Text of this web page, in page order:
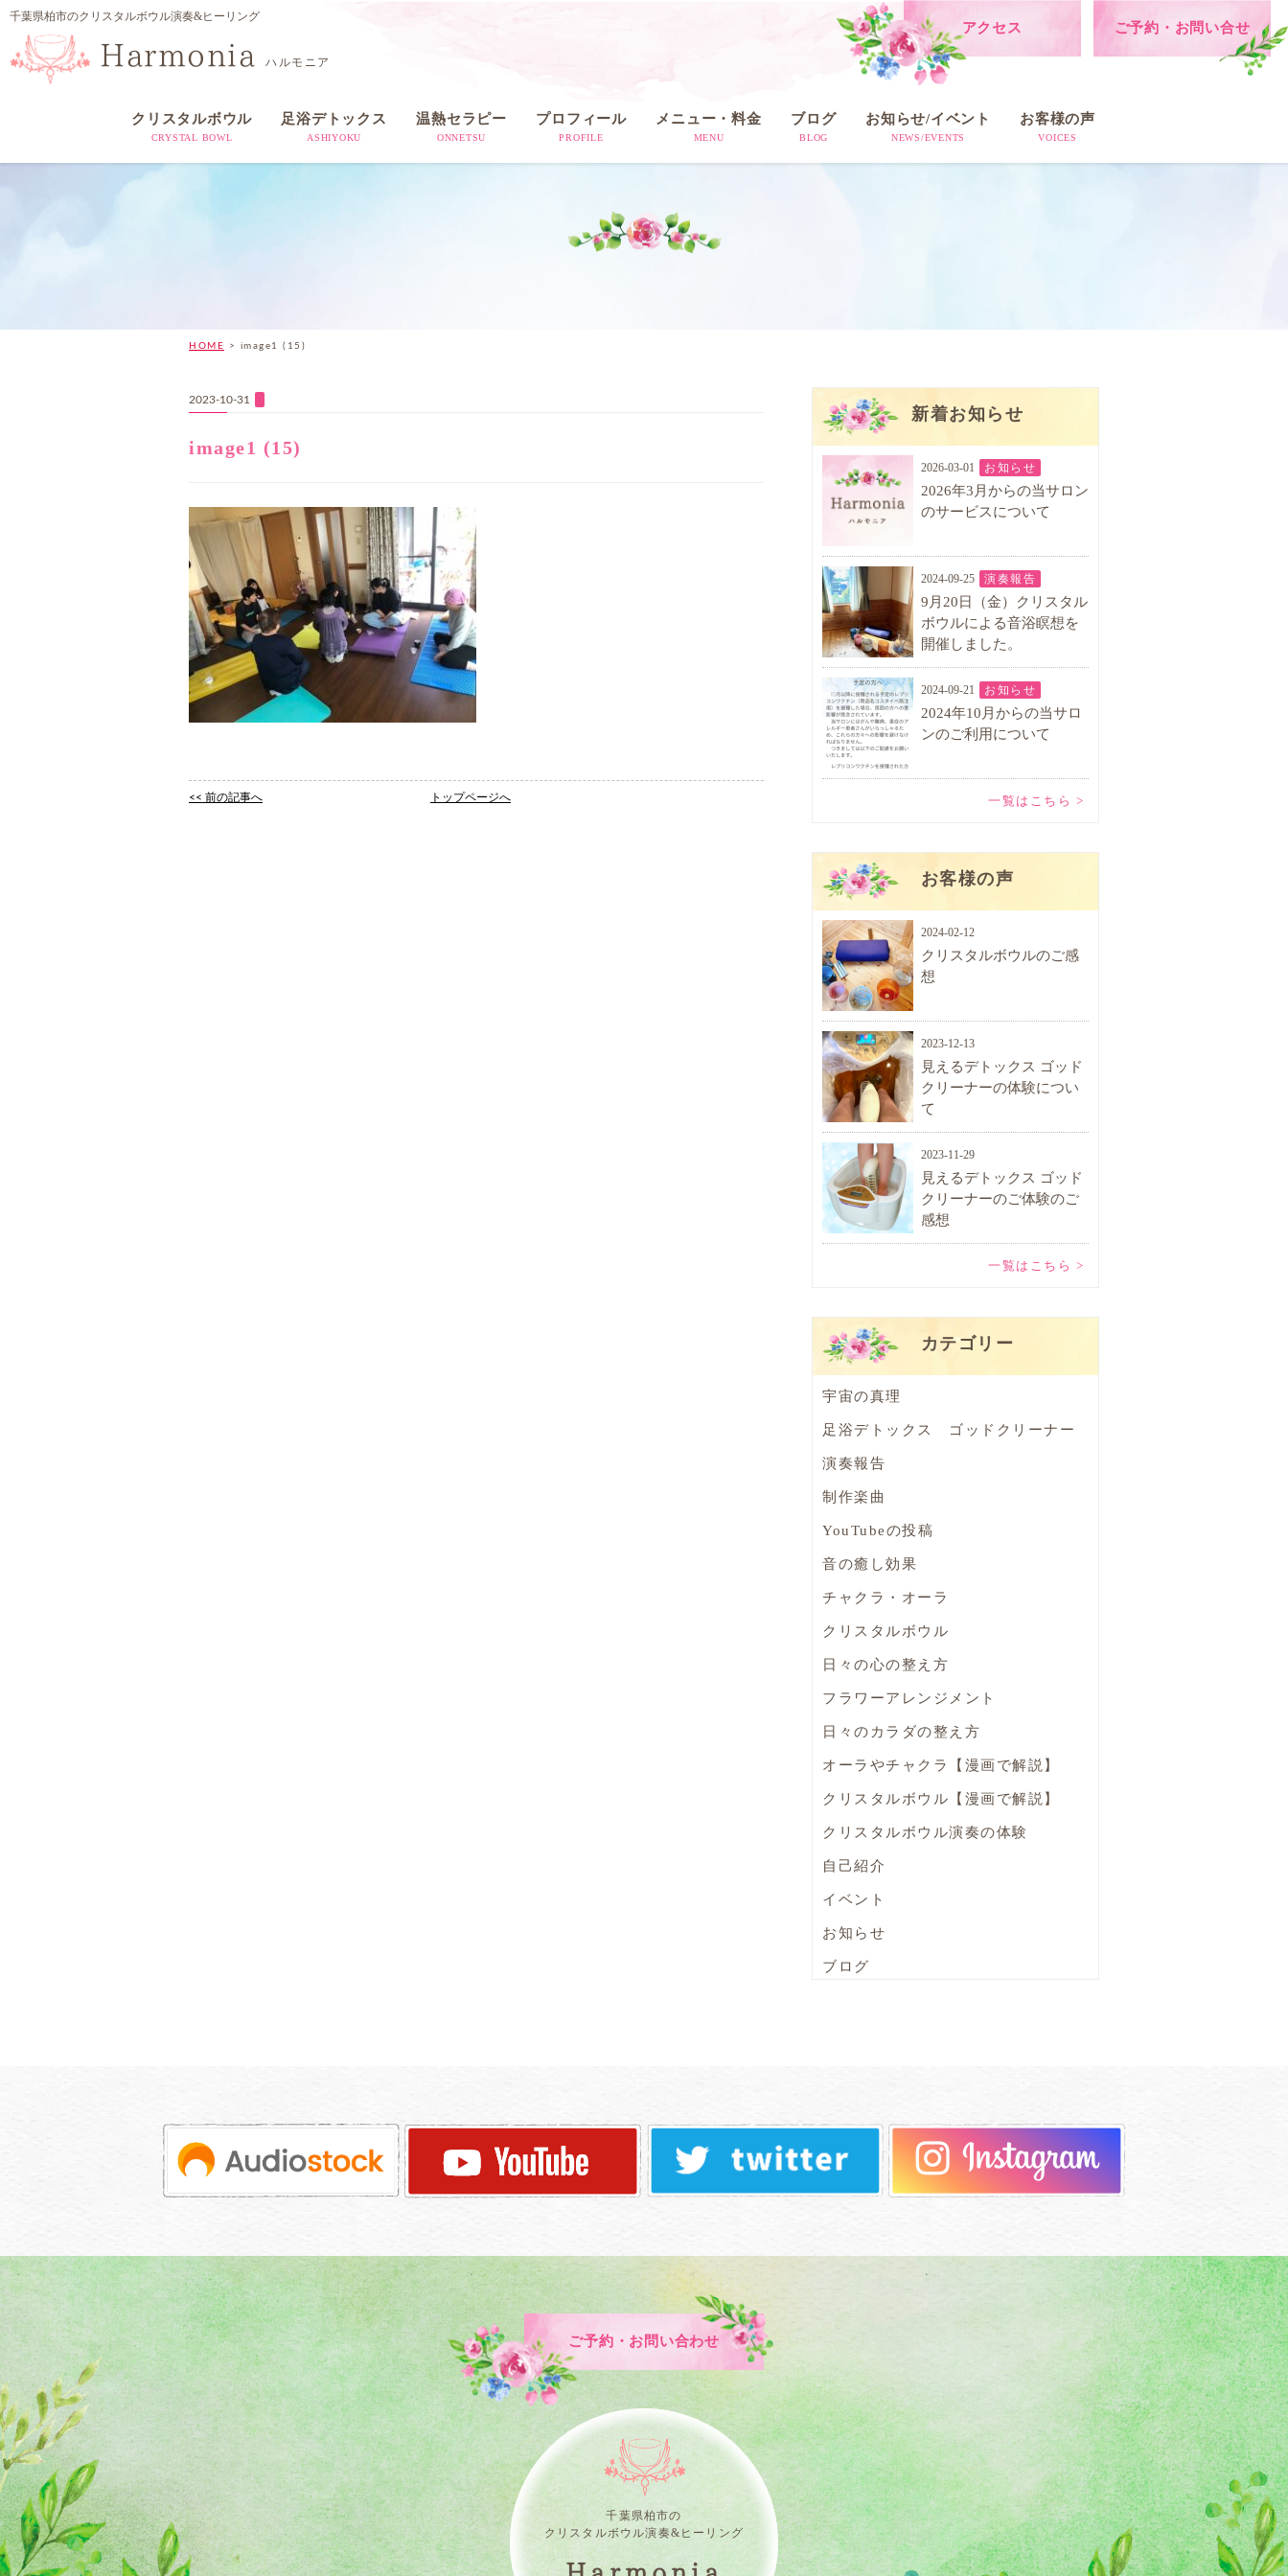
千葉県柏市のクリスタルボウル演奏&ヒーリング
Harmonia ハルモニア
アクセス ご予約・お問い合せ
クリスタルボウル
CRYSTAL BOWL
足浴デトックス
ASHIYOKU
温熱セラピー
ONNETSU
プロフィール
PROFILE
メニュー・料金
MENU
ブログ
BLOG
お知らせ/イベント
NEWS/EVENTS
お客様の声
VOICES
HOME > image1 (15)
2023-10-31
image1 (15)
<< 前の記事へ トップページへ
新着お知らせ
2026-03-01 お知らせ
2026年3月からの当サロン
のサービスについて
2024-09-25 演奏報告
9月20日（金）クリスタル
ボウルによる音浴瞑想を
開催しました。
2024-09-21 お知らせ
2024年10月からの当サロ
ンのご利用について
一覧はこちら >
お客様の声
2024-02-12
クリスタルボウルのご感
想
2023-12-13
見えるデトックス ゴッド
クリーナーの体験につい
て
2023-11-29
見えるデトックス ゴッド
クリーナーのご体験のご
感想
一覧はこちら >
カテゴリー
宇宙の真理
足浴デトックス ゴッドクリーナー
演奏報告
制作楽曲
YouTubeの投稿
音の癒し効果
チャクラ・オーラ
クリスタルボウル
日々の心の整え方
フラワーアレンジメント
日々のカラダの整え方
オーラやチャクラ【漫画で解説】
クリスタルボウル【漫画で解説】
クリスタルボウル演奏の体験
自己紹介
イベント
お知らせ
ブログ
ご予約・お問い合わせ
千葉県柏市の
クリスタルボウル演奏&ヒーリング